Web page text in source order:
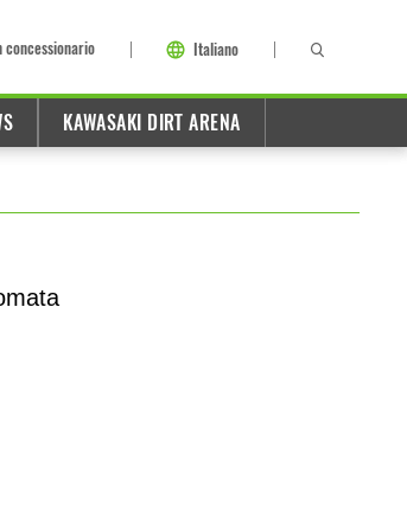
concessionario Italiano
KAWASAKI DIRT ARENA